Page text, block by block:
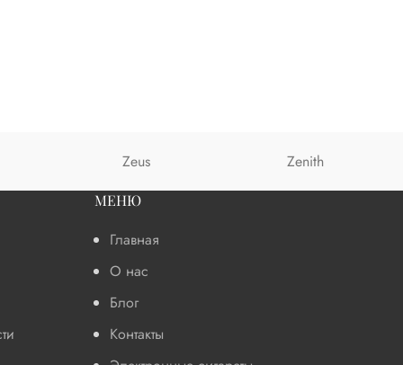
Zeus Zenith
МЕНЮ
Главная
О нас
Блог
Контакты